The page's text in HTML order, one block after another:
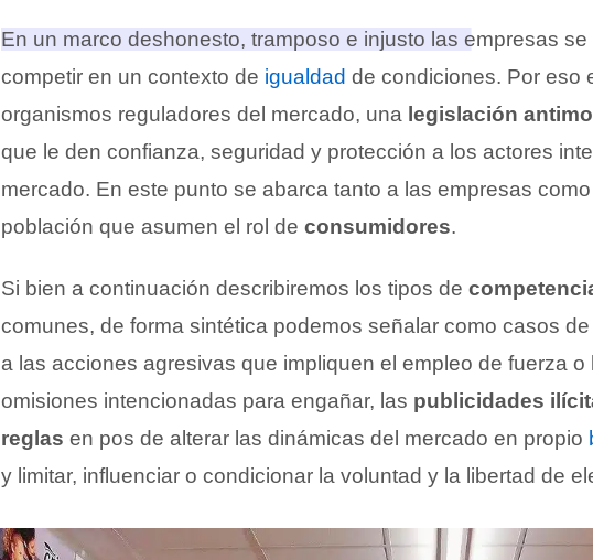
En un marco deshonesto, tramposo e injusto las empresas
competir en un contexto de igualdad de condiciones. Por eso
organismos reguladores del mercado, una legislación
que le den confianza, seguridad y protección a los actores
mercado. En este punto se abarca tanto a las empresas
población que asumen el rol de consumidores.
Si bien a continuación describiremos los tipos de
comunes, de forma sintética podemos señalar como casos de
a las acciones agresivas que impliquen el empleo de fuerza o
omisiones intencionadas para engañar, las publicidades
reglas en pos de alterar las dinámicas del mercado en propio
y limitar, influenciar o condicionar la voluntad y la libertad de